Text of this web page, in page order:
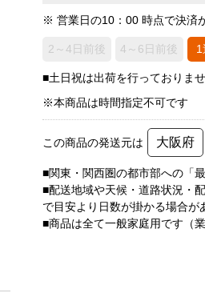
※ 営業日の10：00 時点で決済
2～4日前後 4～6日前後 1
■土日祝は出荷を行っておりま
※本商品は時間指定不可です
この商品の発送元は 大阪府
■関東・関西圏の都市部への「
■配送地域や天候・道路状況・
で目安より日数が掛かる場合が
■商品は全て一般家庭用です（